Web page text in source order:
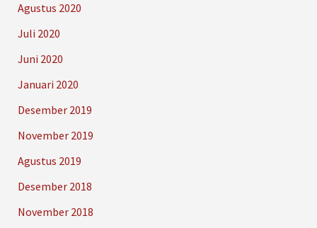
Agustus 2020
Juli 2020
Juni 2020
Januari 2020
Desember 2019
November 2019
Agustus 2019
Desember 2018
November 2018